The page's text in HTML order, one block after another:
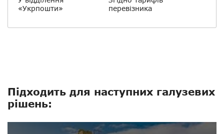
«Укрпошти»
перевізника
Підходить для наступних галузевих
рішень: